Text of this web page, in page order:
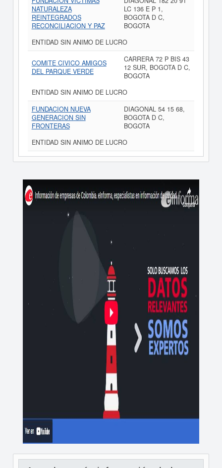
NATURALEZA
REINTEGRADOS
RECONCILIACION Y PAZ
LC 136 E P 1,
BOGOTA D C,
BOGOTA
ENTIDAD SIN ANIMO DE LUCRO
COMITE CIVICO AMIGOS
DEL PARQUE VERDE
CARRERA 72 P BIS 43
12 SUR, BOGOTA D C,
BOGOTA
ENTIDAD SIN ANIMO DE LUCRO
FUNDACION NUEVA
GENERACION SIN
FRONTERAS
DIAGONAL 54 15 68,
BOGOTA D C,
BOGOTA
ENTIDAD SIN ANIMO DE LUCRO